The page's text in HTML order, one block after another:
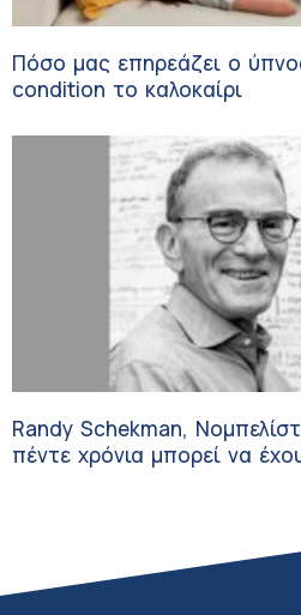
Πόσο μας επηρεάζει ο
condition το καλοκαίρι
Randy Schekman,
πέντε χρόνια μπορεί να